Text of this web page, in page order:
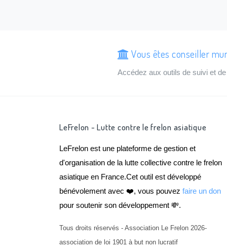
Vous êtes conseiller
Accédez aux outils de suivi et
LeFrelon - Lutte contre le frelon asiatique
LeFrelon est une plateforme de gestion et
d'organisation de la lutte collective contre le frelon
asiatique en France.Cet outil est développé
bénévolement avec ❤️, vous pouvez faire un don
pour soutenir son développement 💸.
Tous droits réservés - Association Le Frelon 2026-
association de loi 1901 à but non lucratif